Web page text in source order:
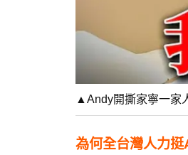
▲Andy開撕家寧一家
為何全台灣人力